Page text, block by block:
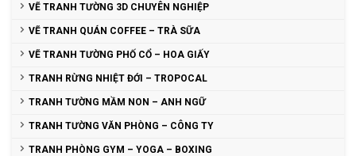
VẼ TRANH TƯỜNG 3D CHUYÊN NGHIỆP
VẼ TRANH QUÁN COFFEE – TRÀ SỮA
VẼ TRANH TƯỜNG PHỐ CỔ – HOA GIẤY
TRANH RỪNG NHIỆT ĐỚI – TROPOCAL
TRANH TƯỜNG MẦM NON – ANH NGỮ
TRANH TƯỜNG VĂN PHÒNG – CÔNG TY
TRANH PHÒNG GYM – YOGA – BOXING